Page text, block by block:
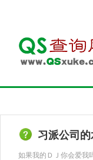
习派公司
如果我的ＤＪ你会爱我